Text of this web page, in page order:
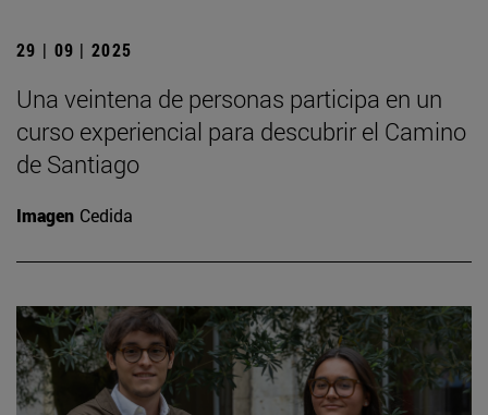
29 | 09 | 2025
Una veintena de personas participa en un
curso experiencial para descubrir el Camino
de Santiago
Imagen Cedida